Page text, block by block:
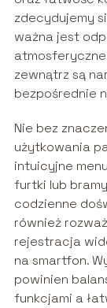
zdecydujemy
ważna jest
zewnątrz są
bezpośrednie
Nie bez
użytkowania
intuicyjne
furtki lub
codzienne
również
rejestracja
na smartfon.
powinien
funkcjami a